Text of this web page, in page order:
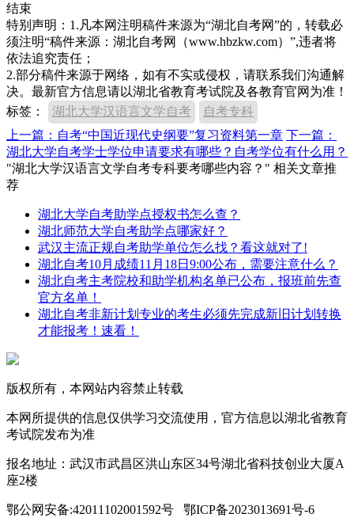
结束
特别声明：1.凡本网注明稿件来源为“湖北自考网”的，转载必
须注明“稿件来源：湖北自考网（www.hbzkw.com）”,违者将
依法追究责任；
2.部分稿件来源于网络，如有不实或侵权，请联系我们沟通解
决。最新官方信息请以湖北省教育考试院及各教育官网为准！
标签：
湖北大学汉语言文学自考
自考专科
上一篇：自考“中国近现代史纲要”复习资料第一章 下一篇：
湖北大学自考学士学位申请要求有哪些？自考学位有什么用？
"湖北大学汉语言文学自考专科要考哪些内容？" 相关文章推
荐
湖北大学自考助学点授权书怎么查？
湖北师范大学自考助学点哪家好？
武汉主流正规自考助学单位怎么找？看这就对了!
湖北自考10月成绩11月18日9:00公布，需要注意什么？
湖北自考主考院校和助学机构名单已公布，报班前先查
官方名单！
湖北自考非新计划专业的考生必须先完成新旧计划转换
才能报考！速看！
版权所有，本网站内容禁止转载
本网所提供的信息仅供学习交流使用，官方信息以湖北省教育
考试院发布为准
报名地址：武汉市武昌区洪山东区34号湖北省科技创业大厦A
座2楼
鄂公网安备:42011102001592号 鄂ICP备2023013691号-6